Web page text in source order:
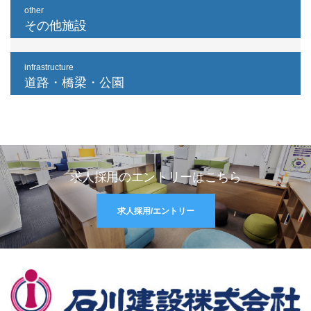
other
その他施設
infrastructure
道路・橋梁・公園
求人採用のエントリーはこちら
求人採用/エントリー